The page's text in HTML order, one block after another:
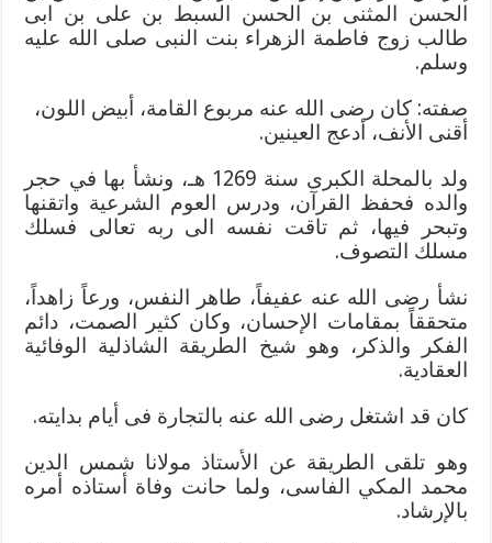
الحسن المثنى بن الحسن السبط بن على بن ابى
طالب زوج فاطمة الزهراء بنت النبى صلى الله عليه
وسلم.
صفته: كان رضى الله عنه مربوع القامة، أبيض اللون،
أقنى الأنف، أدعج العينين.
ولد بالمحلة الكبرى سنة 1269 هـ، ونشأ بها في حجر
والده فحفظ القرآن، ودرس العوم الشرعية واتقنها
وتبحر فيها، ثم تاقت نفسه الى ربه تعالى فسلك
مسلك التصوف.
نشأ رضى الله عنه عفيفاً، طاهر النفس، ورعاً زاهداً،
متحققاً بمقامات الإحسان، وكان كثير الصمت، دائم
الفكر والذكر، وهو شيخ الطريقة الشاذلية الوفائية
العقادية.
كان قد اشتغل رضى الله عنه بالتجارة فى أيام بدايته.
وهو تلقى الطريقة عن الأستاذ مولانا شمس الدين
محمد المكي الفاسى، ولما حانت وفاة أستاذه أمره
بالإرشاد.